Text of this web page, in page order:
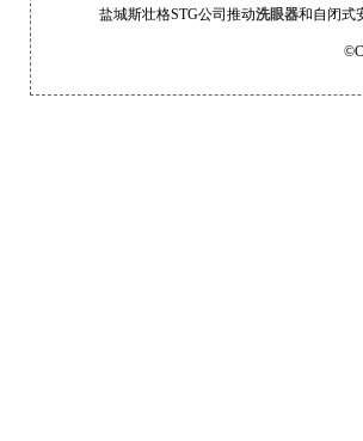
盐城斯壮格STG公司推动洗眼器和自闭式